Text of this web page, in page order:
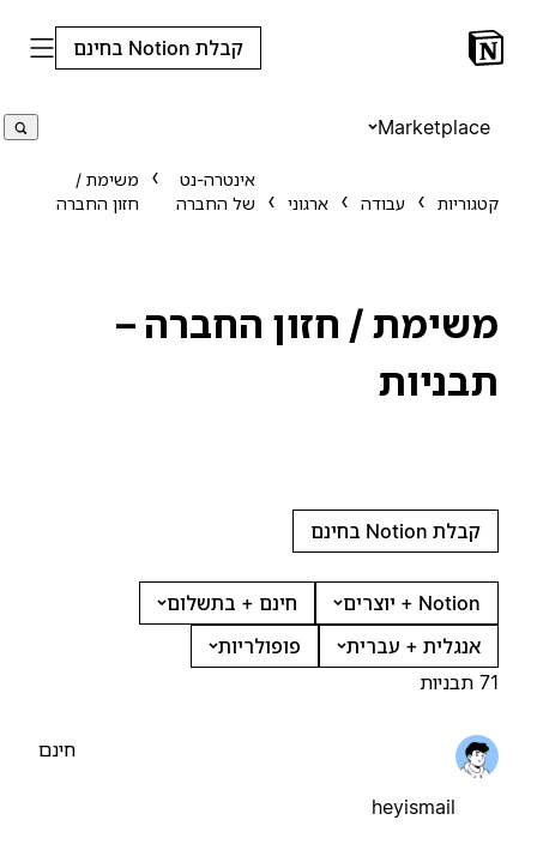
קבלת Notion בחינם
Marketplace
קטגוריות עבודה ארגוני
אינטרה-נט
של החברה
משימת /
חזון החברה
משימת / חזון החברה –
תבניות
קבלת Notion בחינם
Notion + יוצרים
חינם + בתשלום
אנגלית + עברית
פופולריות
71 תבניות
heyismail
חינם